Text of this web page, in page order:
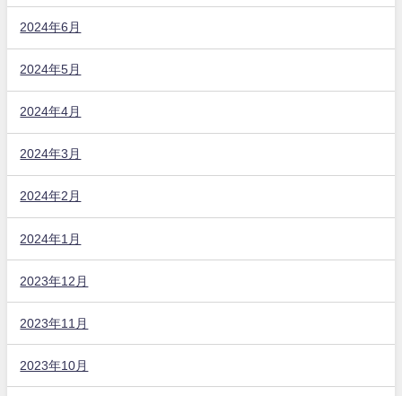
2024年6月
2024年5月
2024年4月
2024年3月
2024年2月
2024年1月
2023年12月
2023年11月
2023年10月